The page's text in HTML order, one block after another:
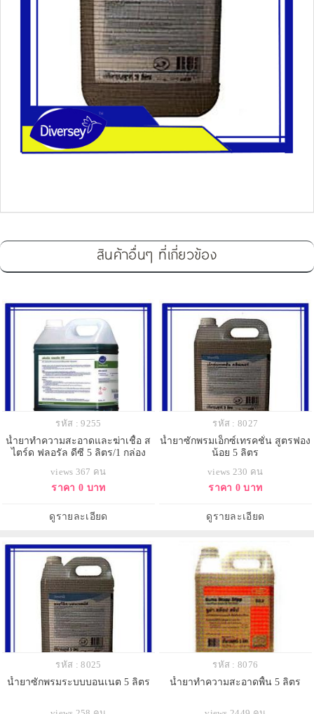
สินค้าอื่นๆ ที่เกี่ยวข้อง
รหัส : 9255
น้ำยาทำความสะอาดและฆ่าเชื้อ ส
ไตร์ด ฟลอรัล ดีซี 5 ลิตร/1 กล่อง
views 367 คน
ราคา 0 บาท
ดูรายละเอียด
รหัส : 8027
น้ำยาซักพรมเอ็กซ์เทรคชั่น สูตรฟอง
น้อย 5 ลิตร
views 230 คน
ราคา 0 บาท
ดูรายละเอียด
รหัส : 8025
น้ำยาซักพรมระบบบอนเนต 5 ลิตร
รหัส : 8076
น้ำยาทำความสะอาดพื้น 5 ลิตร